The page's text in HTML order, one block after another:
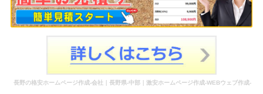
長野の格安ホームページ作成-会社｜長野県-中部｜激安ホームページ作成-WEBウェブ作成-